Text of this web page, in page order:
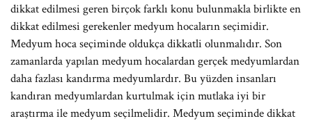
dikkat edilmesi geren birçok farklı konu bulunmakla birlikte en
dikkat edilmesi gerekenler medyum hocaların seçimidir.
Medyum hoca seçiminde oldukça dikkatli olunmalıdır. Son
zamanlarda yapılan medyum hocalardan gerçek medyumlardan
daha fazlası kandırma medyumlardır. Bu yüzden insanları
kandıran medyumlardan kurtulmak için mutlaka iyi bir
araştırma ile medyum seçilmelidir. Medyum seçiminde dikkat